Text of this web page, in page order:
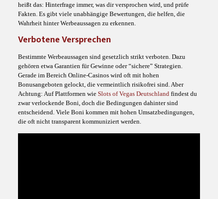
heißt das: Hinterfrage immer, was dir versprochen wird, und prüfe
Fakten. Es gibt viele unabhängige Bewertungen, die helfen, die
Wahrheit hinter Werbeaussagen zu erkennen.
Verbotene Versprechen
Bestimmte Werbeaussagen sind gesetzlich strikt verboten. Dazu
gehören etwa Garantien für Gewinne oder “sichere” Strategien.
Gerade im Bereich Online-Casinos wird oft mit hohen
Bonusangeboten gelockt, die vermeintlich risikofrei sind. Aber
Achtung: Auf Plattformen wie Slots of Vegas Deutschland findest du
zwar verlockende Boni, doch die Bedingungen dahinter sind
entscheidend. Viele Boni kommen mit hohen Umsatzbedingungen,
die oft nicht transparent kommuniziert werden.